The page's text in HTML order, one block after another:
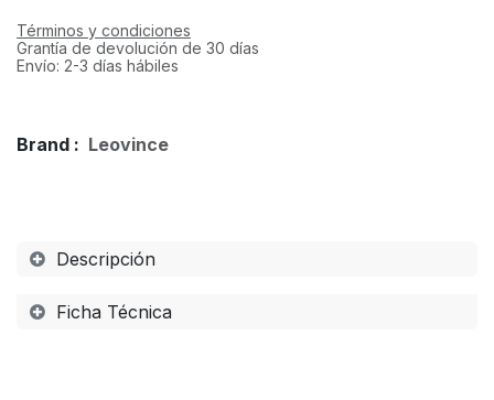
Términos y condiciones
Grantía de devolución de 30 días
Envío: 2-3 días hábiles
Brand : Leovince
Descripción
Ficha Técnica